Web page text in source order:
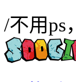
/不用ps